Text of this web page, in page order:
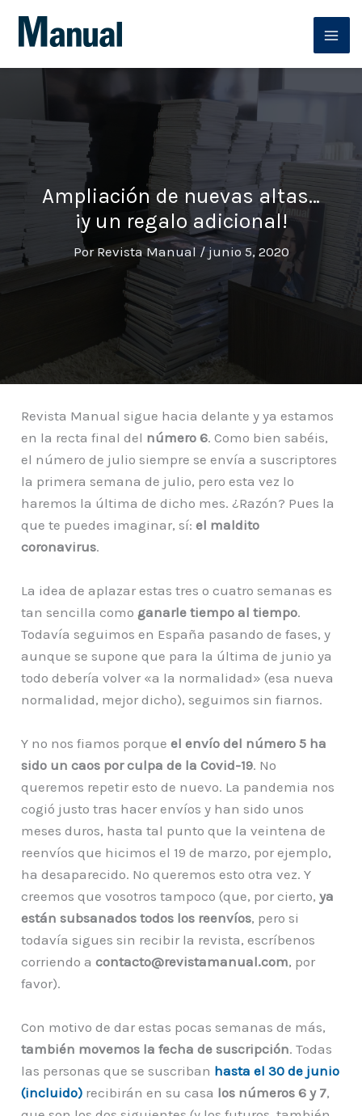
Ir
Ampliación de nuevas altas…
¡y un regalo adicional!
Por Revista Manual /junio 5, 2020
Revista Manual sigue hacia delante y ya estamos
en la recta final del número 6. Como bien sabéis,
el número de julio siempre se envía a suscriptores
la primera semana de julio, pero esta vez lo
haremos la última de dicho mes. ¿Razón? Pues la
que te puedes imaginar, sí:el maldito
coronavirus.
La idea de aplazar estas tres o cuatro semanas es
tan sencilla como ganarle tiempo al tiempo.
Todavía seguimos en España pasando de fases, y
aunque se supone que para la última de junio ya
todo debería volver «a la normalidad» (esa nueva
normalidad, mejor dicho), seguimos sin fiarnos.
Y no nos fiamos porqueel envío del número 5 ha
sido un caos por culpa de la Covid-19. No
queremos repetir esto de nuevo. La pandemia nos
cogió justo tras hacer envíos y han sido unos
meses duros, hasta tal punto que la veintena de
reenvíos que hicimos el 19 de marzo, por ejemplo,
ha desaparecido. No queremos esto otra vez. Y
creemos que vosotros tampoco (que, por cierto,ya
están subsanados todos los reenvíos, pero si
todavía sigues sin recibir la revista, escríbenos
corriendo acontacto@revistamanual.com, por
favor).
Con motivo de dar estas pocas semanas de más,
también movemos la fecha de suscripción. Todas
las personas que se suscriban hasta el 30 de junio
(incluido) recibirán en su casa los números 6 y 7,